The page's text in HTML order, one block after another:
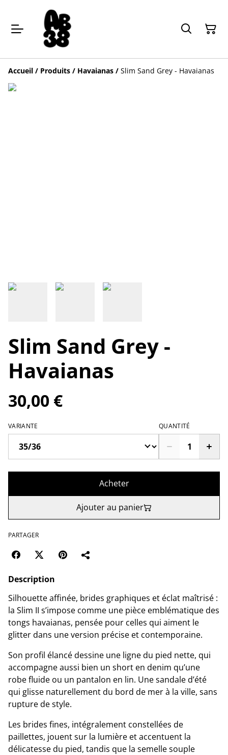
Accueil / Produits / Havaianas / Slim Sand Grey - Havaianas
Slim Sand Grey -
Havaianas
30,00 €
VARIANTE QUANTITÉ
Acheter
Ajouter au panier
PARTAGER
Description
Silhouette affinée, brides graphiques et éclat maîtrisé :
la Slim II s’impose comme une pièce emblématique des
tongs havaianas, pensée pour celles qui aiment le
glitter dans une version précise et contemporaine.
Son profil élancé dessine une ligne du pied nette, qui
accompagne aussi bien un short en denim qu’une
robe fluide ou un pantalon en lin. Une sandale d’été
qui glisse naturellement du bord de mer à la ville, sans
rupture de style.
Les brides fines, intégralement constellées de
paillettes, jouent sur la lumière et accentuent la
délicatesse du pied, tandis que la semelle souple